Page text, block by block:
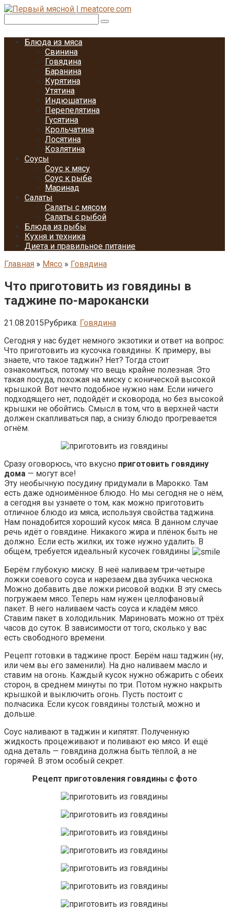
Перейти
контенту
Блюда из мяса
Свинина
Говядина
Баранина
Курятина
Утятина
Индюшатина
Перепелятина
Гусятина
Крольчатина
Лосятина
Козлятина
Соусы
Соус к мясу
Соус к рыбе
Маринад
Салаты
Салаты с мясом
Салаты с рыбой
Блюда из рыбы
Кухня и техника
Диета и правильное питание
Главная » Мясо » Говядина
Что приготовить из говядины в
таджине по-марокански
21.08.2015Рубрика: Говядина
Сегодня у нас будет немного экзотики и ответ на вопрос:
Что приготовить из кусочка говядины. К примеру, вы
знаете, что такое таджин? Нет? Тогда стоит
ознакомиться, потому что вещь крайне полезная. Это
такая посуда, похожая на миску с конической высокой
крышкой. Вот нечто подобное нужно нам. Если ничего
подходящего нет, подойдёт и сковорода, но без высокой
крышки не обойтись. Смысл в том, что в верхней части
должен скапливаться пар, а снизу блюдо прогревается
огнём.
Сразу оговорюсь, что вкусно приготовить говядину
дома — могут все!
Эту необычную посудину придумали в Марокко. Там
есть даже одноимённое блюдо. Но мы сегодня не о нём,
а сегодня вы узнаете о том, как можно приготовить
отличное блюдо из мяса, используя свойства таджина.
Нам понадобится хороший кусок мяса. В данном случае
речь идёт о говядине. Никакого жира и плёнок быть не
должно. Если есть жилки, их тоже нужно удалить. В
общем, требуется идеальный кусочек говядины
Берём глубокую миску. В неё наливаем три-четыре
ложки соевого соуса и нарезаем два зубчика чеснока.
Можно добавить две ложки рисовой водки. В эту смесь
погружаем мясо. Теперь нам нужен целлофановый
пакет. В него наливаем часть соуса и кладём мясо.
Ставим пакет в холодильник. Мариновать можно от трёх
часов до суток. В зависимости от того, сколько у вас
есть свободного времени.
Рецепт готовки в таджине прост. Берём наш таджин (ну,
или чем вы его заменили). На дно наливаем масло и
ставим на огонь. Каждый кусок нужно обжарить с обеих
сторон, в среднем минуты по три. Потом нужно накрыть
крышкой и выключить огонь. Пусть постоит с
полчасика. Если кусок говядины толстый, можно и
дольше.
Соус наливают в таджин и кипятят. Полученную
жидкость процеживают и поливают ею мясо. И ещё
одна деталь — говядина должна быть тёплой, а не
горячей. В этом особый секрет.
Рецепт приготовления говядины с фото